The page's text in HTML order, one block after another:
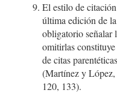
El estilo de
última edición de
obligatorio señalar
omitirlas
de citas
(Martínez y
120, 133).